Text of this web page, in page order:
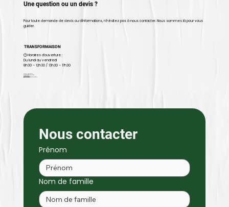
Une question ou un devis ?
Pour toute demande de devis ou d'informations, n'hésitez pas à nous contacter. Nous sommes là pour vous
guider.
TRANSFORMAISON
🕒 Horaires d’ouverture :
Du lundi au vendredi
8h30 – 12h30 / 13h30 – 17h30
22 rue Alfred Leblanc
91220 Brétigny-sur-Orge
📞09 81 02 64 17
✉️ contact@transformaison.fr
Nous contacter
Prénom
Nom de famille